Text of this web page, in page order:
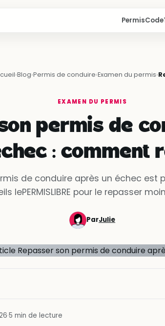
PermisCode
›Blog›Permis de conduire›Examen du permis›
EXAMEN DU PERMIS
permis de
: comment
de conduire après un échec est
lePERMISLIBRE pour le repasser
ParJulie
·5 min de lecture